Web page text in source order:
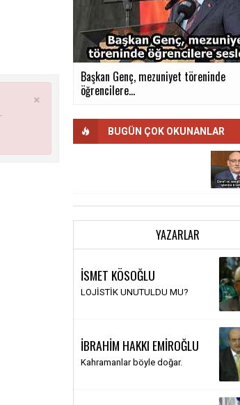
×
Başkan Genç, mezuniyet töreninde
öğrencilere...
BUGÜN ÇOK OKUNANLAR
YAZARLAR
İSMET KÖSOĞLU
LOJİSTİK UNUTULDU MU?
İBRAHİM HAKKI EMİROĞLU
Kahramanlar böyle doğar.